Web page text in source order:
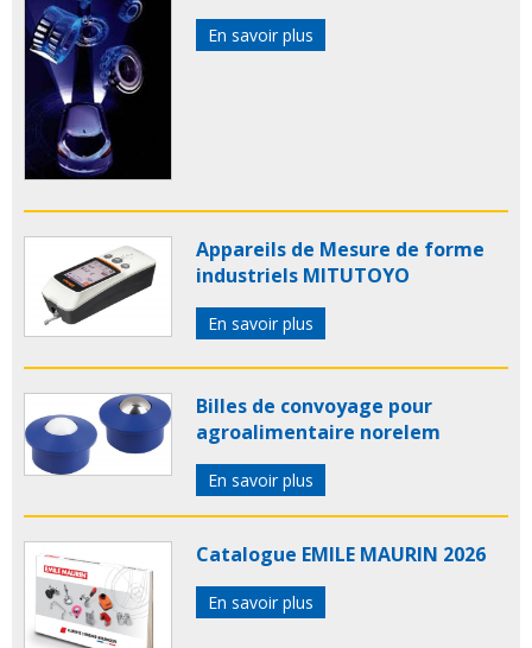
En savoir plus
Appareils de Mesure de forme
industriels MITUTOYO
En savoir plus
Billes de convoyage pour
agroalimentaire norelem
En savoir plus
Catalogue EMILE MAURIN 2026
En savoir plus